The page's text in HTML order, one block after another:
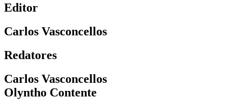
Editor
Carlos Vasconcellos
Redatores
Carlos Vasconcellos
Olyntho Contente